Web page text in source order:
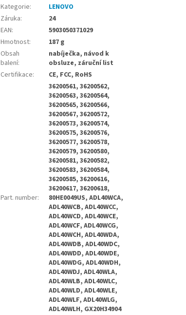
Kategorie:
LENOVO
Záruka:
24
EAN:
5903050371029
Hmotnost:
187 g
Obsah
balení:
nabíječka, návod k
obsluze, záruční list
Certifikace: CE, FCC, RoHS
Part. number:
36200561, 36200562,
36200563, 36200564,
36200565, 36200566,
36200567, 36200572,
36200573, 36200574,
36200575, 36200576,
36200577, 36200578,
36200579, 36200580,
36200581, 36200582,
36200583, 36200584,
36200585, 36200616,
36200617, 36200618,
80HE0049US, ADL40WCA,
ADL40WCB, ADL40WCC,
ADL40WCD, ADL40WCE,
ADL40WCF, ADL40WCG,
ADL40WCH, ADL40WDA,
ADL40WDB, ADL40WDC,
ADL40WDD, ADL40WDE,
ADL40WDG, ADL40WDH,
ADL40WDJ, ADL40WLA,
ADL40WLB, ADL40WLC,
ADL40WLD, ADL40WLE,
ADL40WLF, ADL40WLG,
ADL40WLH, GX20H34904